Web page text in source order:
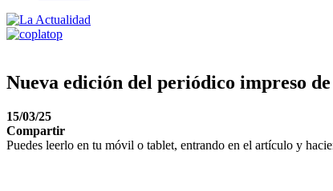
Nueva edición del periódico impreso
15/03/25
Compartir
Puedes leerlo en tu móvil o tablet, entrando en el artículo y